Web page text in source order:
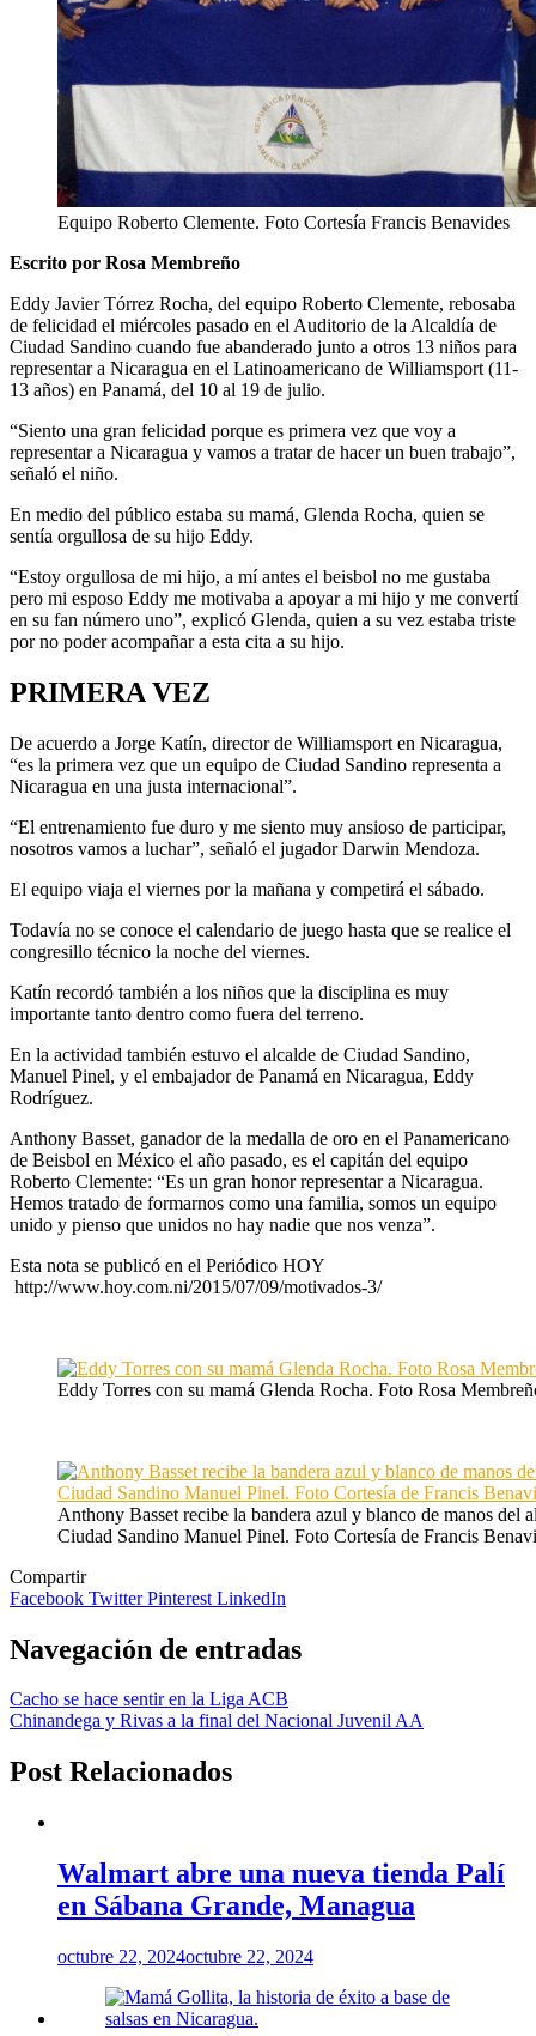
Equipo Roberto Clemente. Foto Cortesía Francis Benavides
Escrito por Rosa Membreño
Eddy Javier Tórrez Rocha, del equipo Roberto Clemente, rebosaba
de felicidad el miércoles pasado en el Auditorio de la Alcaldía de
Ciudad Sandino cuando fue abanderado junto a otros 13 niños para
representar a Nicaragua en el Latinoamericano de Williamsport (11-
13 años) en Panamá, del 10 al 19 de julio.
“Siento una gran felicidad porque es primera vez que voy a
representar a Nicaragua y vamos a tratar de hacer un buen trabajo”,
señaló el niño.
En medio del público estaba su mamá, Glenda Rocha, quien se
sentía orgullosa de su hijo Eddy.
“Estoy orgullosa de mi hijo, a mí antes el beisbol no me gustaba
pero mi esposo Eddy me motivaba a apoyar a mi hijo y me convertí
en su fan número uno”, explicó Glenda, quien a su vez estaba triste
por no poder acompañar a esta cita a su hijo.
PRIMERA VEZ
De acuerdo a Jorge Katín, director de Williamsport en Nicaragua,
“es la primera vez que un equipo de Ciudad Sandino representa a
Nicaragua en una justa internacional”.
“El entrenamiento fue duro y me siento muy ansioso de participar,
nosotros vamos a luchar”, señaló el jugador Darwin Mendoza.
El equipo viaja el viernes por la mañana y competirá el sábado.
Todavía no se conoce el calendario de juego hasta que se realice el
congresillo técnico la noche del viernes.
Katín recordó también a los niños que la disciplina es muy
importante tanto dentro como fuera del terreno.
En la actividad también estuvo el alcalde de Ciudad Sandino,
Manuel Pinel, y el embajador de Panamá en Nicaragua, Eddy
Rodríguez.
Anthony Basset, ganador de la medalla de oro en el Panamericano
de Beisbol en México el año pasado, es el capitán del equipo
Roberto Clemente: “Es un gran honor representar a Nicaragua.
Hemos tratado de formarnos como una familia, somos un equipo
unido y pienso que unidos no hay nadie que nos venza”.
Esta nota se publicó en el Periódico HOY
http://www.hoy.com.ni/2015/07/09/motivados-3/
Eddy Torres con su mamá Glenda Rocha. Foto Rosa
Anthony Basset recibe la bandera azul y blanco de manos del
Ciudad Sandino Manuel Pinel. Foto Cortesía de Francis
Compartir
Facebook TwitterPinterest LinkedIn
Navegación de entradas
Cacho se hace sentir en la Liga ACB
Chinandega y Rivas a la final del Nacional Juvenil AA
Post Relacionados
Walmart abre una nueva tienda Palí
en Sábana Grande, Managua
octubre 22, 2024octubre 22, 2024